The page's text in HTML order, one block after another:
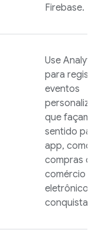
Firebase.
Use Analytics
para registrar
eventos
personalizados
que façam
sentido para
app, como
compras de
comércio
eletrônico ou
conquistas.